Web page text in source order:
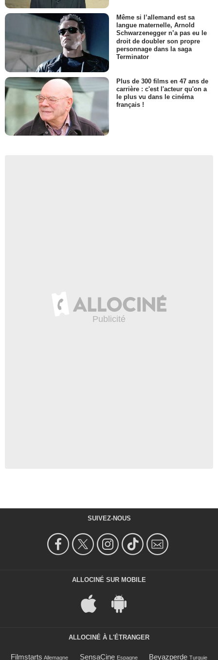
Même si l’allemand est sa
langue maternelle, Arnold
Schwarzenegger n’a pas eu le
droit de doubler son propre
personnage dans la saga
Terminator
Plus de 300 films en 47 ans de
carrière : c'est l'acteur qu'on a
le plus vu dans le cinéma
français !
SUIVEZ-NOUS
ALLOCINÉ SUR MOBILE
ALLOCINÉ À L'ÉTRANGER
Filmstarts Allemagne SensaCine Espagne Beyazperde Turquie